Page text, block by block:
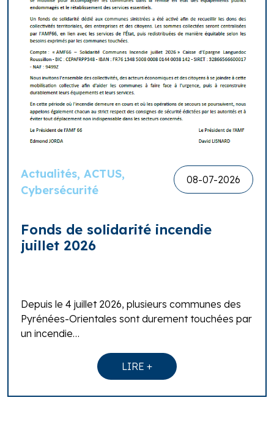
Actualités, ACTUS,
Cybersécurité
08-07-2026
Fonds de solidarité incendie
juillet 2026
Depuis le 4 juillet 2026, plusieurs communes des
Pyrénées-Orientales sont durement touchées par
un incendie…
LIRE +